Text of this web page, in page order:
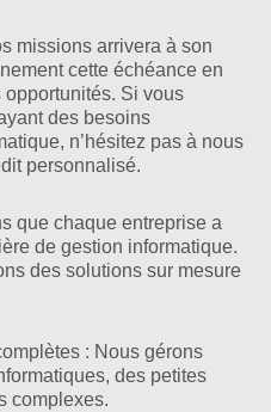
missions arrivera à son
cette échéance en
Si vous
des besoins
n’hésitez pas à nous
personnalisé.
que chaque entreprise a
de gestion informatique.
des solutions sur mesure
: Nous gérons
des petites
complexes.